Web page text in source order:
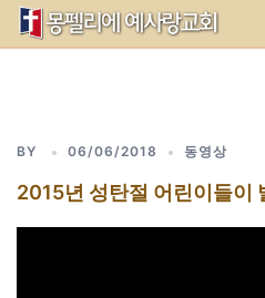
Skip
BY 06/06/2018 동영상
2015년 성탄절 어린이들이